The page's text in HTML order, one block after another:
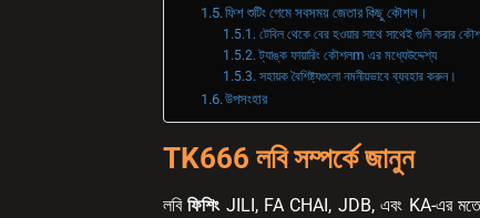
ফিশ শুটিং গেমে সবসময় জেতার কিছু কৌশল।
টেবিল থেকে বের হওয়ার সাথে সাথেই গুলি করার
ট্যাঙ্ক ফায়ারিং কৌশলm এর মধ্যেউদ্দেশ্য
সহায়ক বৈশিষ্ট্যগুলো নমনীয়ভাবে ব্যবহার করুন।
উপসংহার
TK666 লবি সম্পর্কে জানুন
লবিফিশিং JILI, FA CHAI, JDB, এবং KA-এর মতো